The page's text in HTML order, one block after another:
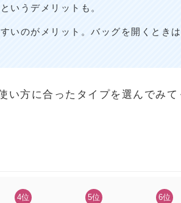
いうデメリットも。
いのがメリット。バッグを開くとき
方に合ったタイプを選んでみて